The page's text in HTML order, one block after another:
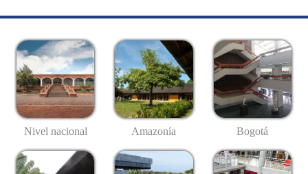
Nivel nacional Amazonía Bogotá